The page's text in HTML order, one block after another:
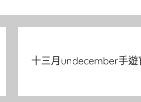
十三月undecember手遊